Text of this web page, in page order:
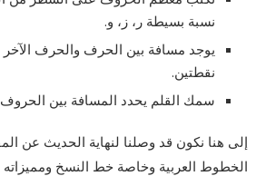
نسبة بسيطة ر، ز، و.
يوجد مسافة بين الحرف والحرف الآخر
نقطتين.
سمك القلم يحدد المسافة بين
إلى هنا نكون قد وصلنا لنهاية الحديث عن
الخطوط العربية وخاصة خط النسخ ومميزاته